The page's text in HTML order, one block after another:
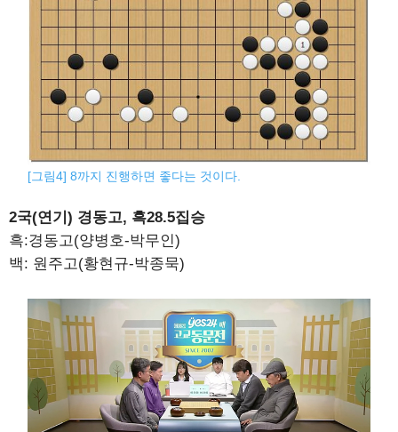
[그림4] 8까지 진행하면 좋다는 것이다.
2국(연기) 경동고, 흑28.5집승
흑:경동고(양병호-박무인)
백: 원주고(황현규-박종묵)